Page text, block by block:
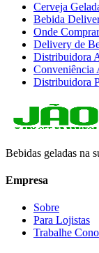
Cerveja
Bebida
Onde
Delivery de
Distribuidora
Conveniência
Distribuidora
Bebidas geladas na
Empresa
Sobre
Para Lojistas
Trabalhe